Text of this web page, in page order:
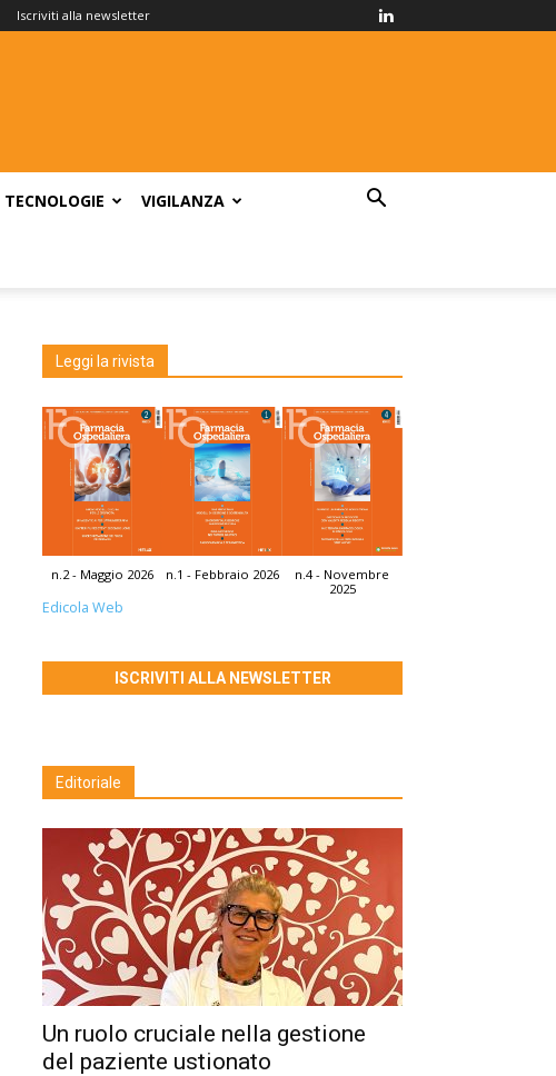
Iscriviti alla newsletter
TECNOLOGIE VIGILANZA
Leggi la rivista
n.2 - Maggio 2026 n.1 - Febbraio 2026
n.4 - Novembre
2025
Edicola Web
ISCRIVITI ALLA NEWSLETTER
Editoriale
Un ruolo cruciale nella gestione
del paziente ustionato